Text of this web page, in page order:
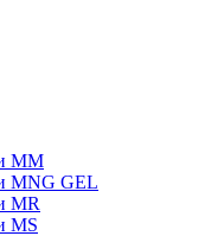
MM
MNG GEL
MR
MS